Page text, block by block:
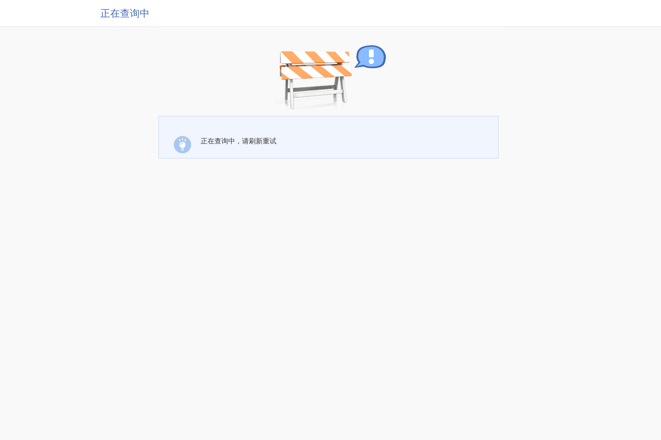
正在查询中
正在查询中，请刷新重试